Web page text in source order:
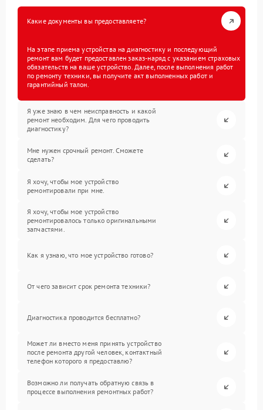
Какие документы вы предоставляете?
На этапе приема устройства на диагностику и последующий
ремонт вам будет предоставлен заказ-наряд с указанием страховых
обязательств на ваше устройство. Далее, после выполнения работ
по ремонту техники, вы получите акт выполненных работ и
гарантийный талон.
Я уже знаю в чем неисправность и какой
ремонт необходим. Для чего проводить
диагностику?
Мне нужен срочный ремонт. Сможете
сделать?
Я хочу, чтобы мое устройство
ремонтировали при мне.
Я хочу, чтобы мое устройство
ремонтировалось только оригинальными
запчастями.
Как я узнаю, что мое устройство готово?
От чего зависит срок ремонта техники?
Диагностика проводится бесплатно?
Может ли вместо меня принять устройство
после ремонта другой человек, контактный
телефон которого я предоставлю?
Возможно ли получать обратную связь в
процессе выполнения ремонтных работ?